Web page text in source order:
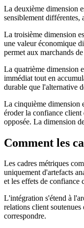
La deuxième dimension
sensiblement différentes,
La troisième dimension
une valeur économique
permet aux marchands
La quatrième dimension
immédiat tout en
durable que l'alternative
La cinquième dimension
éroder la confiance client
opposée. La dimension
Comment les
Les cadres métriques
uniquement d'artefacts
et les effets de confiance
L'intégration s'étend à
relations client
correspondre.